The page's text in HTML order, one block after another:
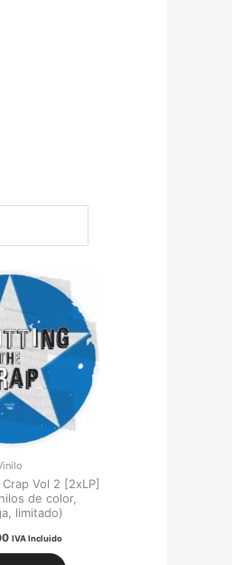
Vol 2 [2xLP]
de color,
limitado)
IVA Incluido